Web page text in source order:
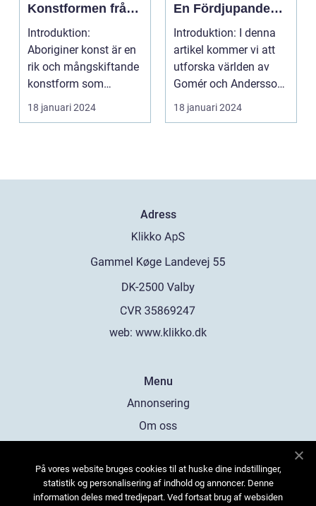
Konstformen från
Australiens
Urinvånare
Introduktion:
Aboriginer konst är en
rik och mångskiftande
konstform som
härstammar från
Australiens...
18 januari 2024
En Fördjupande
Översikt
Introduktion: I denna
artikel kommer vi att
utforska världen av
Gomér och Andersson
konst, dess olik...
18 januari 2024
Adress
web: www.klikko.dk
Menu
Annonsering
Om oss
Kontakta oss
Sitemap
På vores website bruges cookies til at huske dine indstillinger,
statistik og personalisering af indhold og annoncer. Denne
information deles med tredjepart. Ved fortsat brug af websiden